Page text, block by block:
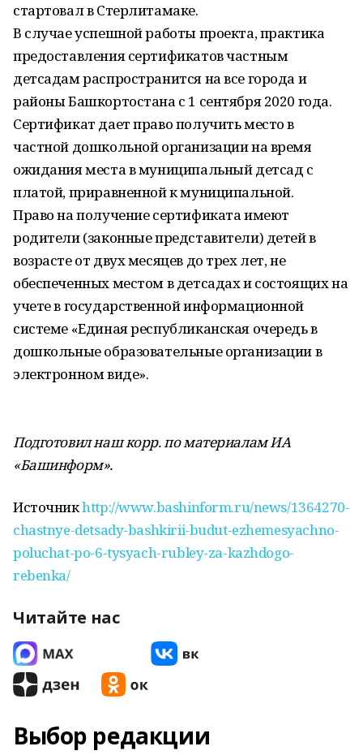
стартовал в Стерлитамаке.
В случае успешной работы проекта, практика
предоставления сертификатов частным
детсадам распространится на все города и
районы Башкортостана с 1 сентября 2020 года.
Сертификат дает право получить место в
частной дошкольной организации на время
ожидания места в муниципальный детсад с
платой, приравненной к муниципальной.
Право на получение сертификата имеют
родители (законные представители) детей в
возрасте от двух месяцев до трех лет, не
обеспеченных местом в детсадах и состоящих на
учете в государственной информационной
системе «Единая республиканская очередь в
дошкольные образовательные организации в
электронном виде».
Подготовил наш корр. по материалам ИА
«Башинформ».
Источникhttp://www.bashinform.ru/news/1364270-
chastnye-detsady-bashkirii-budut-ezhemesyachno-
poluchat-po-6-tysyach-rubley-za-kazhdogo-
rebenka/
Читайте нас
Выбор редакции